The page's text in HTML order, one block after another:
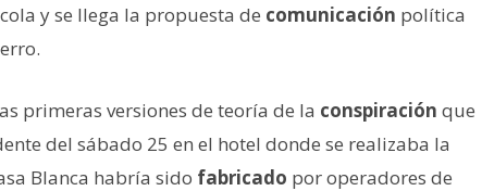
y se llega la propuesta de comunicación política
primeras versiones de teoría de la conspiración que
del sábado 25 en el hotel donde se realizaba la
Blanca habría sido fabricado por operadores de